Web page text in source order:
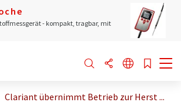
- kompakt, tragbar, mit
Clariant übernimmt Betrieb zur Herst ...